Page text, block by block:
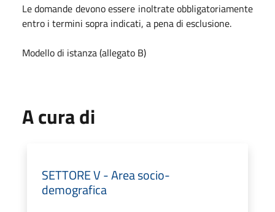
Le domande devono essere inoltrate obbligatoriamente
entro i termini sopra indicati, a pena di esclusione.
Modello di istanza (allegato B)
A cura di
SETTORE V - Area socio-
demografica